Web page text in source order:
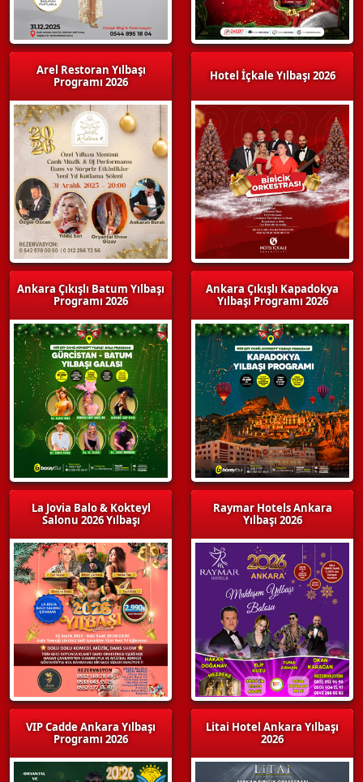
Arel Restoran Yılbaşı
Programı 2026
Ankara Çıkışlı Batum Yılbaşı
Programı 2026
La Jovia Balo & Kokteyl
Salonu 2026 Yılbaşı
VIP Cadde Ankara Yılbaşı
Programı 2026
Hotel İçkale Yılbaşı 2026
Ankara Çıkışlı Kapadokya
Yılbaşı Programı 2026
Raymar Hotels Ankara
Yılbaşı 2026
Litai Hotel Ankara Yılbaşı
2026